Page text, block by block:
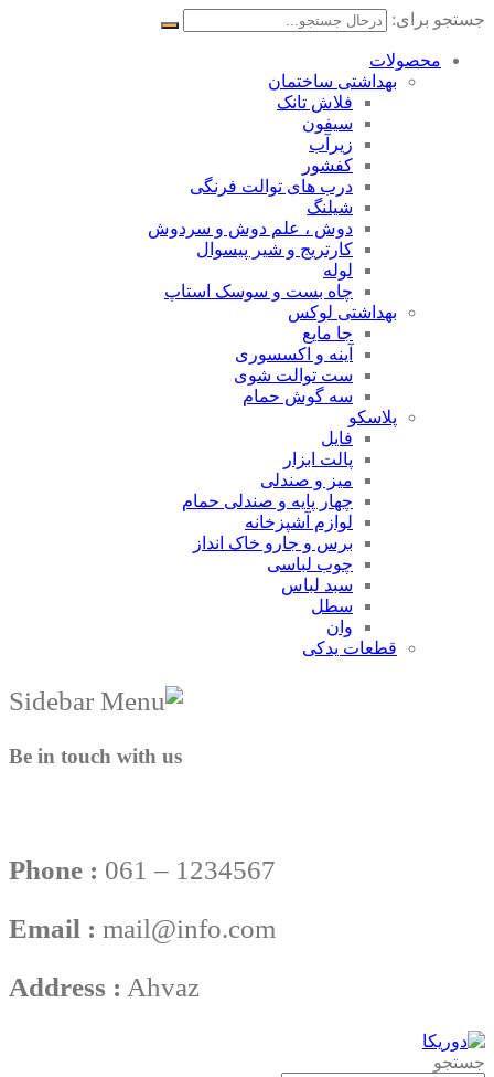
جستجو برای:
محصولات
بهداشتی ساختمان
فلاش تانک
سیفون
زیرآب
کفشور
درب های توالت فرنگی
شیلنگ
دوش ، علم دوش و سردوش
کارتریج و شیر پیسوال
لوله
چاه بست و سوسک استاپ
بهداشتی لوکس
جا مایع
آینه و اکسسوری
ست توالت شوی
سه گوش حمام
پلاسکو
فایل
پالت ابزار
میز و صندلی
چهار پایه و صندلی حمام
لوازم آشپزخانه
برس و جارو خاک انداز
چوب لباسی
سبد لباس
سطل
وان
قطعات یدکی
Be in touch with us
Phone : 061 – 1234567
Email : mail@info.com
Address : Ahvaz
جستجو